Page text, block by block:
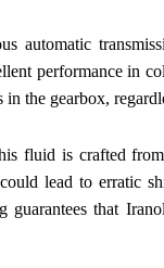
automatic
performance in
the gearbox,
fluid is crafted
lead to erratic
that